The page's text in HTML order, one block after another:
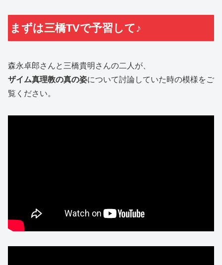
まずは三橋TVで予習して♪
森永卓郎さんと三橋貴明さんの二人が、
ザイム真理教の真の姿について討論していた時の模様をご
覧ください。